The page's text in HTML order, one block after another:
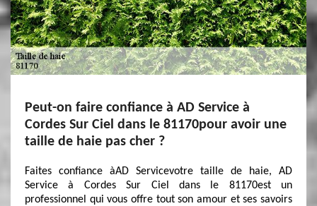
Peut-on faire confiance à AD Service à
Cordes Sur Ciel dans le 81170pour avoir une
taille de haie pas cher ?
Faites confiance àAD Servicevotre taille de haie, AD
Service à Cordes Sur Ciel dans le 81170est un
professionnel qui vous offre tout son amour et ses savoirs